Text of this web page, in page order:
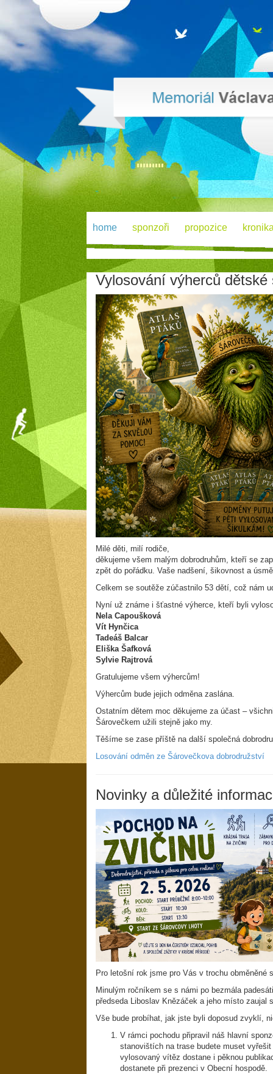
home sponzoři propozice
Vylosování výherců dětské
Milé děti, milí rodiče,
děkujeme všem malým dobrodruhům, kteří se
zpět do pořádku. Vaše nadšení, šikovnost a
Celkem se soutěže zúčastnilo 53 dětí, což nám
Nyní už známe i šťastné výherce, kteří byli
Nela Capoušková
Vít Hynčica
Tadeáš Balcar
Eliška Šafková
Sylvie Rajtrová
Gratulujeme všem výhercům!
Výhercům bude jejich odměna zaslána.
Ostatním dětem moc děkujeme za účast –
Šárovečkem užili stejně jako my.
Těšíme se zase příště na další společná
Losování odměn ze Šárovečkova dobrodružství
Novinky a důležité
Pro letošní rok jsme pro Vás v trochu obměněné
Minulým ročníkem se s námi po bezmála
předseda Liboslav Knězáček a jeho místo zaujal
Vše bude probíhat, jak jste byli doposud zvyklí,
V rámci pochodu připravil náš hlavní
stanovištích na trase budete muset
vylosovaný vítěz dostane i pěknou
dostanete při prezenci v Obecní hospodě.